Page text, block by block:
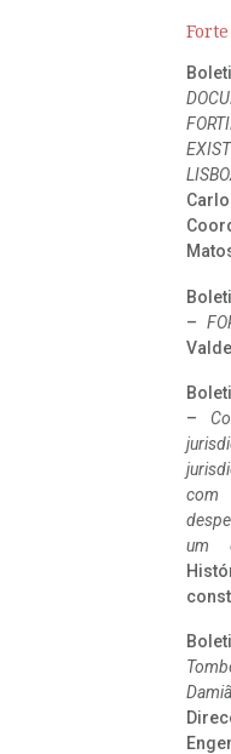
–
–
com
um